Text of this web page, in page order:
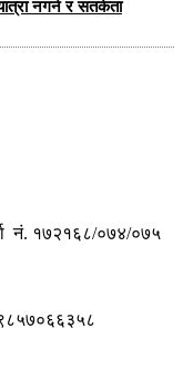
नगर्न र सतर्कता
नं. १७२१६८/०७४/०७५
९८५७०६६३५८